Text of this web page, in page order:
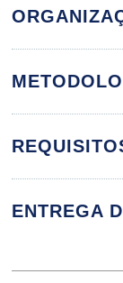
ENTREGA